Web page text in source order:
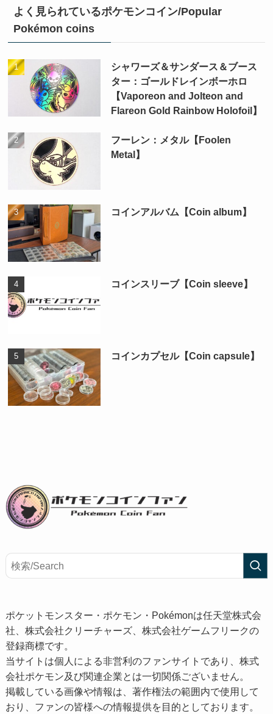
よく見られているポケモンコイン/Popular
Pokémon coins
シャワーズ＆サンダース＆ブース
ター：ゴールドレインボーホロ
【Vaporeon and Jolteon and
Flareon Gold Rainbow Holofoil】
フーレン：メタル【Foolen
Metal】
コインアルバム【Coin album】
コインスリーブ【Coin sleeve】
コインカプセル【Coin capsule】
ポケットモンスター・ポケモン・Pokémonは任天堂株式会
社、株式会社クリーチャーズ、株式会社ゲームフリークの
登録商標です。
当サイトは個人による非営利のファンサイトであり、株式
会社ポケモン及び関連企業とは一切関係ございません。
掲載している画像や情報は、著作権法の範囲内で使用して
おり、ファンの皆様への情報提供を目的としております。